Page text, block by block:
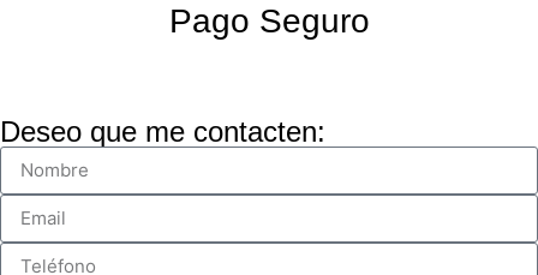
Pago Seguro
Deseo que me contacten: